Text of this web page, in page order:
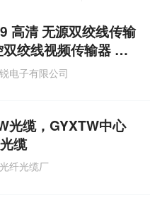
高清 无源双绞线传输
绞线视频传输器 一
电子有限公司
光缆，GYXTW中心
缆
纤光缆厂